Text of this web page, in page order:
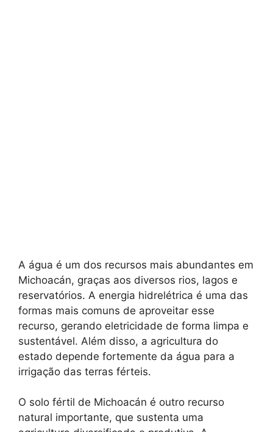
A água é um dos recursos mais abundantes em
Michoacán, graças aos diversos rios, lagos e
reservatórios. A energia hidrelétrica é uma das
formas mais comuns de aproveitar esse
recurso, gerando eletricidade de forma limpa e
sustentável. Além disso, a agricultura do
estado depende fortemente da água para a
irrigação das terras férteis.
O solo fértil de Michoacán é outro recurso
natural importante, que sustenta uma